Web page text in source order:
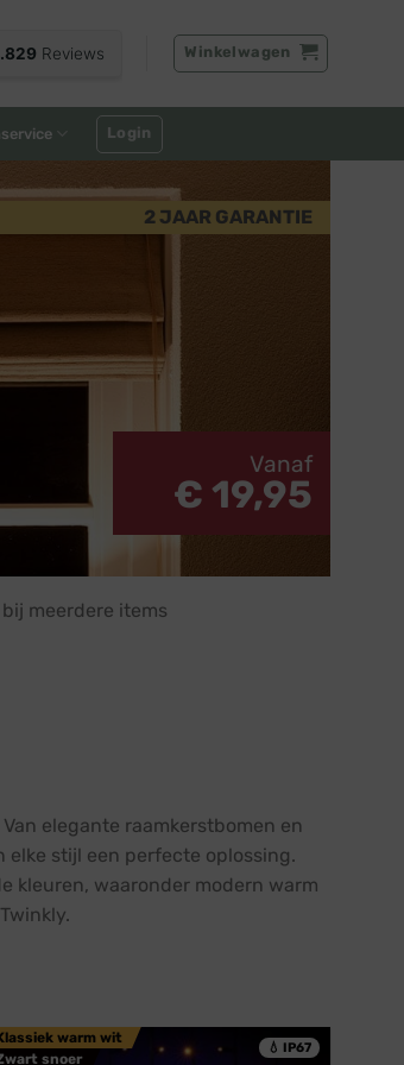
Winkelwagen
Login
2 JAAR GARANTIE
Vanaf
€ 19,95
bij meerdere items
elegante raamkerstbomen en
stijl een perfecte oplossing.
kleuren, waaronder modern warm
💧 IP67
warm wit
snoer